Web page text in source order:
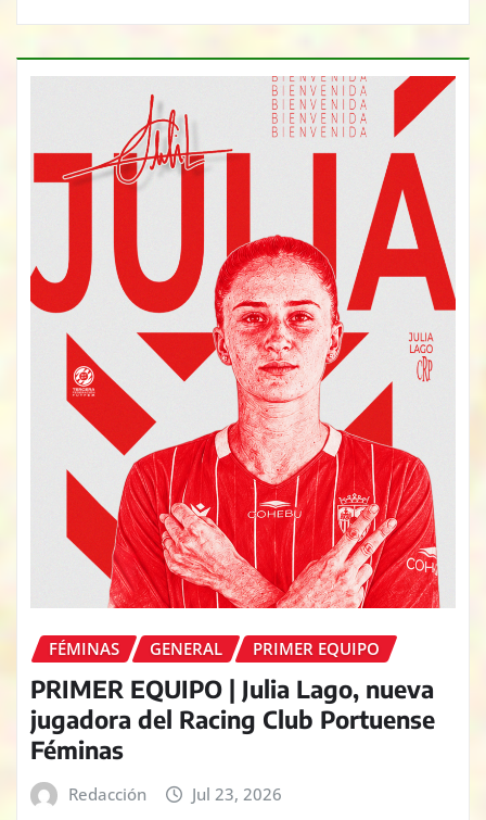
FÉMINAS GENERAL PRIMER EQUIPO
PRIMER EQUIPO | Julia Lago, nueva
jugadora del Racing Club Portuense
Féminas
Redacción Jul 23, 2026